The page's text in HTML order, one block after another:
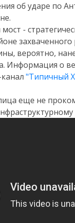
об ударе по
мост -
захваченного
вероятно,
Информация о
"Типичный
еще не